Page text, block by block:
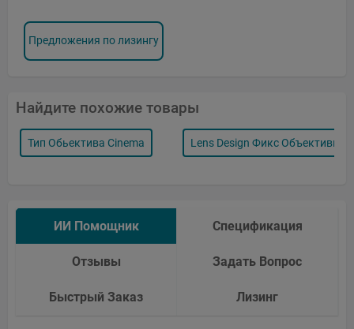
Предложения по лизингу
Найдите похожие товары
Тип Обьектива Cinema Lens Design Фикс Объективы
ИИ Помощник Спецификация
Отзывы Задать Вопрос
Быстрый Заказ Лизинг